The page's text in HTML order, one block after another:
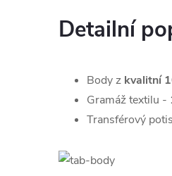
Detailní
Body z kvalitní
Gramáž textilu -
Transférový